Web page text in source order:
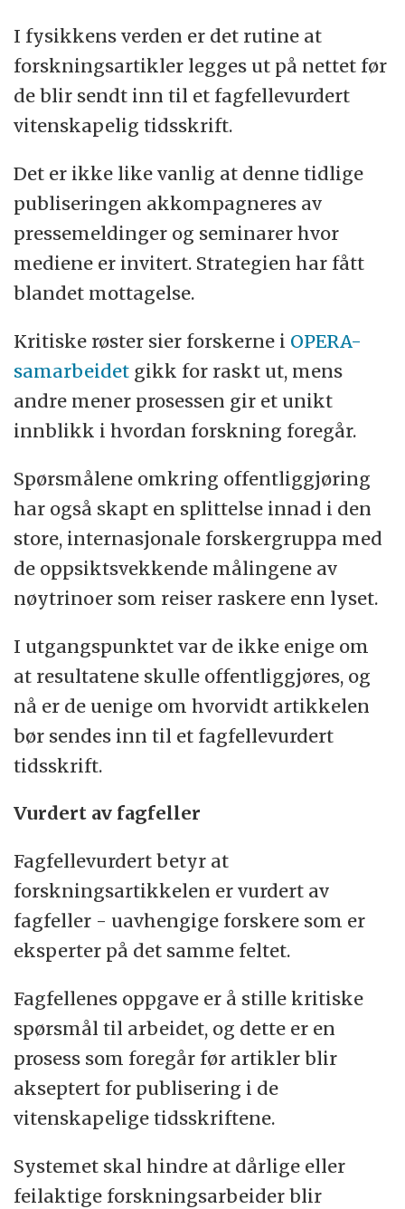
I fysikkens verden er det rutine at
forskningsartikler legges ut på nettet før
de blir sendt inn til et fagfellevurdert
vitenskapelig tidsskrift.
Det er ikke like vanlig at denne tidlige
publiseringen akkompagneres av
pressemeldinger og seminarer hvor
mediene er invitert. Strategien har fått
blandet mottagelse.
Kritiske røster sier forskerne i OPERA-
samarbeidet gikk for raskt ut, mens
andre mener prosessen gir et unikt
innblikk i hvordan forskning foregår.
Spørsmålene omkring offentliggjøring
har også skapt en splittelse innad i den
store, internasjonale forskergruppa med
de oppsiktsvekkende målingene av
nøytrinoer som reiser raskere enn lyset.
I utgangspunktet var de ikke enige om
at resultatene skulle offentliggjøres, og
nå er de uenige om hvorvidt artikkelen
bør sendes inn til et fagfellevurdert
tidsskrift.
Vurdert av fagfeller
Fagfellevurdert betyr at
forskningsartikkelen er vurdert av
fagfeller - uavhengige forskere som er
eksperter på det samme feltet.
Fagfellenes oppgave er å stille kritiske
spørsmål til arbeidet, og dette er en
prosess som foregår før artikler blir
akseptert for publisering i de
vitenskapelige tidsskriftene.
Systemet skal hindre at dårlige eller
feilaktige forskningsarbeider blir